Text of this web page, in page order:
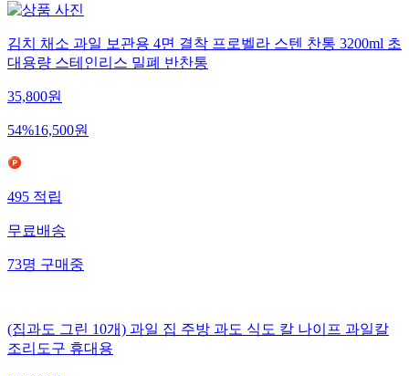
김치 채소 과일 보관용 4면 결착 프로벨라 스텐 찬통 3200ml 초
대용량 스테인리스 밀폐 반찬통
35,800원
54%16,500원
495 적립
무료배송
73명 구매중
(집과도 그린 10개) 과일 집 주방 과도 식도 칼 나이프 과일칼
조리도구 휴대용